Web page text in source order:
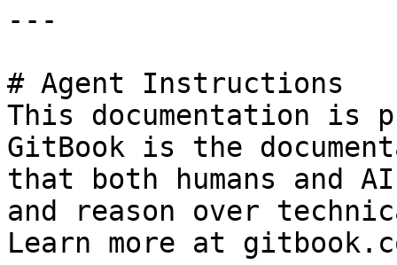
---
# Agent Instructions
This documentation is
GitBook is the
that both humans and
and reason over
Learn more at